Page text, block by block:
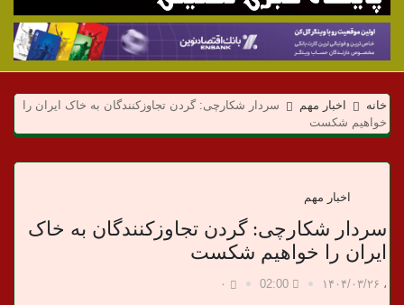
م
ی
د
ا
خ
ب
خانه اخبار مهم
سردار شکارچی: گردن تجاوزکنندگان به خاک ایران را
خواهیم شکست
اخبار مهم
سردار شکارچی: گردن تجاوزکنندگان به خاک
ایران را خواهیم شکست
، ۱۴۰۴/۰۳/۲۶ 02:00 ۰